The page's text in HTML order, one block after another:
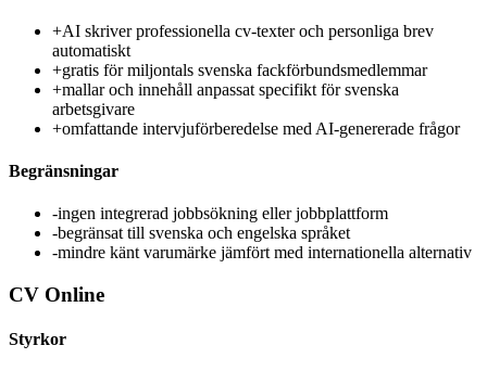
+AI skriver professionella cv-texter och personliga brev
automatiskt
+gratis för miljontals svenska fackförbundsmedlemmar
+mallar och innehåll anpassat specifikt för svenska
arbetsgivare
+omfattande intervjuförberedelse med AI-genererade frågor
Begränsningar
-ingen integrerad jobbsökning eller jobbplattform
-begränsat till svenska och engelska språket
-mindre känt varumärke jämfört med internationella alternativ
CV Online
Styrkor